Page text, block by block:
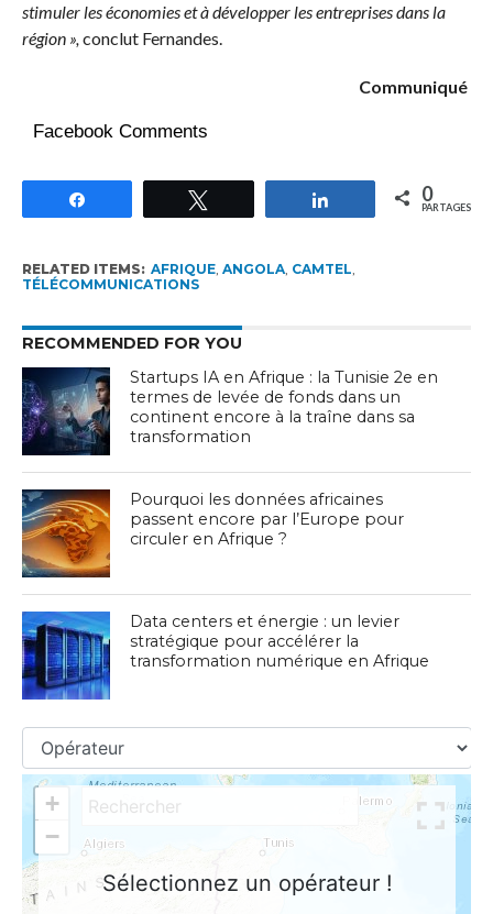
stimuler les économies et à développer les entreprises dans la
région »,conclut Fernandes.
Communiqué
Facebook Comments
Partagez 0
PARTAGES
RELATED ITEMS: AFRIQUE, ANGOLA, CAMTEL,
TÉLÉCOMMUNICATIONS
RECOMMENDED FOR YOU
Startups IA en Afrique : la Tunisie 2e en
termes de levée de fonds dans un
continent encore à la traîne dans sa
transformation
Pourquoi les données africaines
passent encore par l’Europe pour
circuler en Afrique ?
Data centers et énergie : un levier
stratégique pour accélérer la
transformation numérique en Afrique